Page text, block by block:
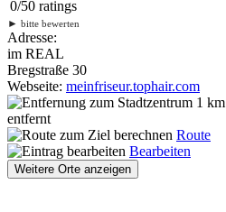
0/50 ratings
► bitte bewerten
Adresse:
im REAL
Bregstraße 30
Webseite: meinfriseur.tophair.com
1 km
entfernt
Route
Bearbeiten
Weitere Orte anzeigen